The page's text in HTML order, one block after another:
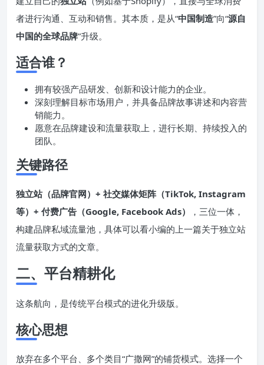
者进行沟通、互动和销售。其本质，是从“中国制造”向“源自
中国的全球品牌”升级。
适合谁？
拥有较强产品研发、创新和设计能力的企业。
深刻理解目标市场用户，并具备品牌故事讲述和内容营
销能力。
愿意在品牌建设和流量获取上，进行长期、持续投入的
团队。
关键路径
独立站（品牌官网）+ 社交媒体矩阵（TikTok, Instagram
等）+ 付费广告（Google, Facebook Ads）
，三位一体，
构建品牌私域流量池，具体可以看小编的上一篇关于独立站
流量获取方式的文章。
二、平台精耕化
这条航向，是传统平台模式的进化升级版。
核心思想
放弃在多个平台、多个类目“广撒网”的铺货模式。选择一个